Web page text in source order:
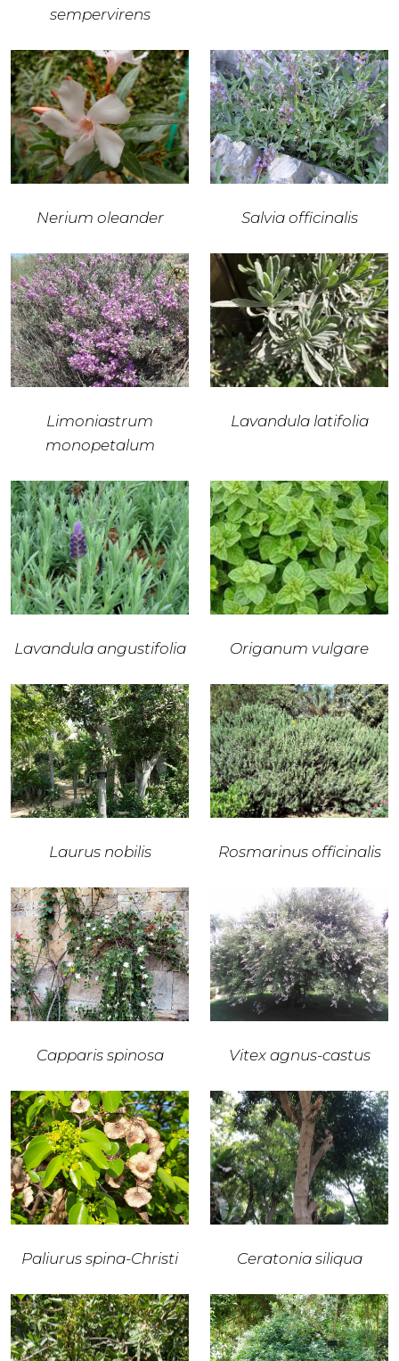
sempervirens
Nerium oleander Salvia officinalis
Limoniastrum
monopetalum
Lavandula latifolia
Lavandula angustifolia Origanum vulgare
Laurus nobilis Rosmarinus officinalis
Capparis spinosa Vitex agnus-castus
Paliurus spina-Christi Ceratonia siliqua